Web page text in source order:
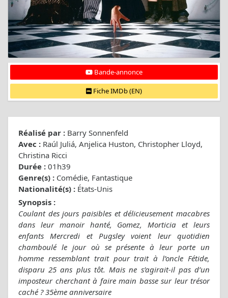
Bande-annonce
Fiche IMDb (EN)
Réalisé par : Barry Sonnenfeld
Avec : Raúl Juliá, Anjelica Huston, Christopher Lloyd,
Christina Ricci
Durée : 01h39
Genre(s) : Comédie, Fantastique
Nationalité(s) : États-Unis
Synopsis :
Coulant des jours paisibles et délicieusement macabres
dans leur manoir hanté, Gomez, Morticia et leurs
enfants Mercredi et Pugsley voient leur quotidien
chamboulé le jour où se présente à leur porte un
homme ressemblant trait pour trait à l’oncle Fétide,
disparu 25 ans plus tôt. Mais ne s’agirait-il pas d’un
imposteur cherchant à faire main basse sur leur trésor
caché ? 35ème anniversaire